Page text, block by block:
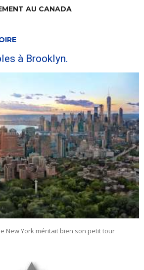
AU CANADA
à Brooklyn.
New York méritait bien son petit tour